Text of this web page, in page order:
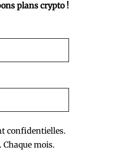
plans crypto !
confidentielles.
Chaque mois.